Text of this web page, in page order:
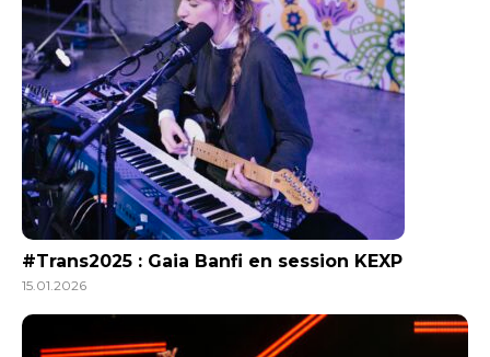
#Trans2025 : Gaia Banfi en session KEXP
15.01.2026